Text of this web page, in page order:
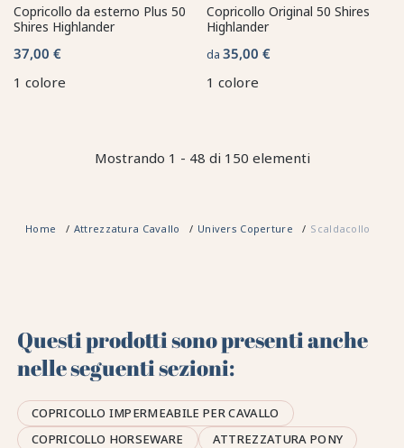
Copricollo da esterno Plus 50
Shires Highlander
37,00 €
1 colore
Copricollo Original 50 Shires
Highlander
da 35,00 €
1 colore
Mostrando 1 - 48 di 150 elementi
Home Attrezzatura Cavallo Univers Coperture Scaldacollo
Questi prodotti sono presenti anche
nelle seguenti sezioni:
COPRICOLLO IMPERMEABILE PER CAVALLO
COPRICOLLO HORSEWARE
ATTREZZATURA PONY